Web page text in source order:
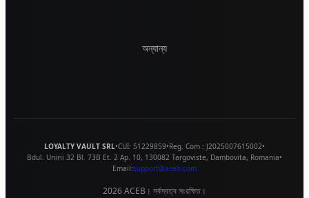
অন্যান্য
LOYALTY VAULT SRL•CUI: 51229859•Reg. Com.: J2025007615002•
Bdul. Unirii 32 Bl. 73B Et. 2 Ap. 10, 130082 Targoviste, Dambovita, Romania•
Email:support@aceb.com
2026ACEB। সর্বস্বত্ব সংরক্ষিত।